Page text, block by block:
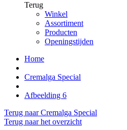
Terug
Winkel
Assortiment
Producten
Openingstijden
Home
Cremalga Special
Afbeelding 6
Terug naar Cremalga Special
Terug naar het overzicht